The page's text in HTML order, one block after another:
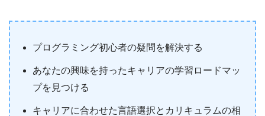
プログラミング初心者の疑問を解決する
あなたの興味を持ったキャリアの学習ロードマッ
プを見つける
キャリアに合わせた言語選択とカリキュラムの相